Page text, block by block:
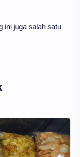
ini juga salah satu